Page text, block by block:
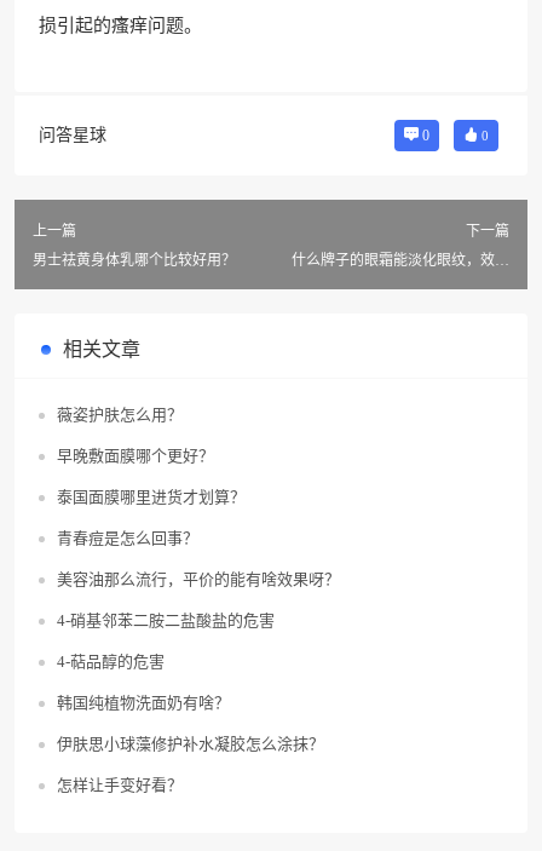
损引起的瘙痒问题。
问答星球 0 0
上一篇
男士祛黄身体乳哪个比较好用？
下一篇
什么牌子的眼霜能淡化眼纹，效果
相关文章
薇姿护肤怎么用？
早晚敷面膜哪个更好？
泰国面膜哪里进货才划算？
青春痘是怎么回事？
美容油那么流行，平价的能有啥效果呀？
4-硝基邻苯二胺二盐酸盐的危害
4-萜品醇的危害
韩国纯植物洗面奶有啥？
伊肤思小球藻修护补水凝胶怎么涂抹？
怎样让手变好看？